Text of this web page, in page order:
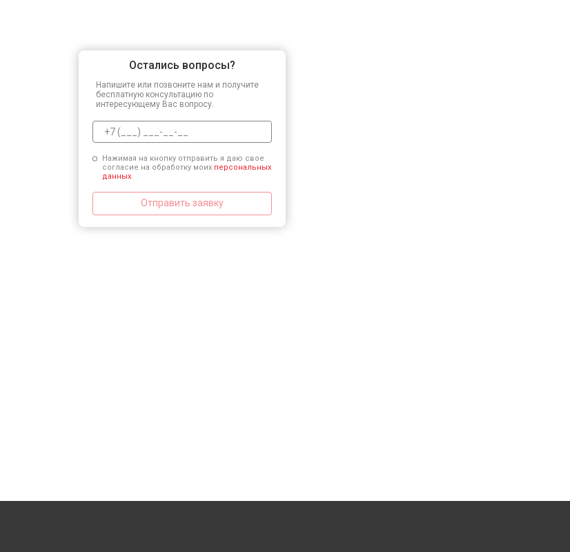
Остались вопросы?
Напишите или позвоните нам и получите
бесплатную консультацию по
интересующему Вас вопросу.
Нажимая на кнопку отправить я даю свое
согласие на обработку моих персональных
данных.
Отправить заявку